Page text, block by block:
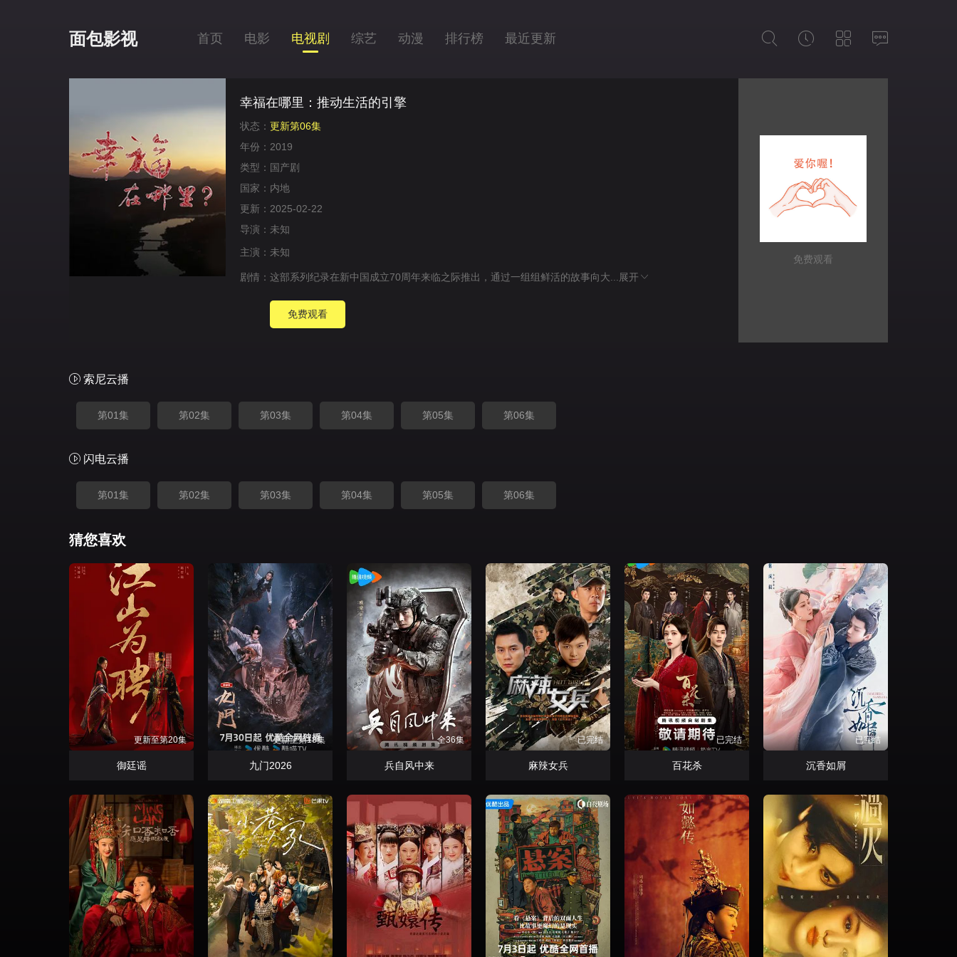
面包影视 首页 电影 电视剧 综艺 动漫 排行榜 最近更新
幸福在哪里：推动生活的引擎
状态： 更新第06集
年份： 2019
类型： 国产剧
国家： 内地
更新： 2025-02-22
导演： 未知
主演： 未知
剧情： 这部系列纪录在新中国成立70周年来临之际推出，通过一组组鲜活的故事向大... 展开
免费观看
免费观看
索尼云播
第01集 第02集 第03集 第04集 第05集 第06集
闪电云播
第01集 第02集 第03集 第04集 第05集 第06集
猜您喜欢
更新至第20集
御廷谣
更新至第18集
九门2026
全36集
兵自风中来
已完结
麻辣女兵
已完结
百花杀
已完结
沉香如屑